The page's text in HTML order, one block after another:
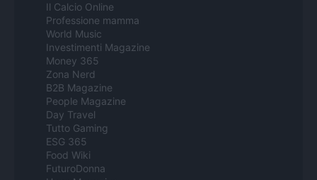
Il Calcio Online
Professione mamma
World Music
Investimenti Magazine
Money 365
Zona Nerd
B2B Magazine
People Magazine
Day Travel
Tutto Gaming
ESG 365
Food Wiki
FuturoDonna